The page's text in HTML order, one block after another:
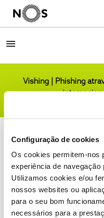
Configuração de cookies
Os cookies permitem-nos
experiência de navegação
Utilizamos cookies e/ou
nossos websites ou
para o seu bom
necessários para a
Vishing | Phishing
Condições do Fórum